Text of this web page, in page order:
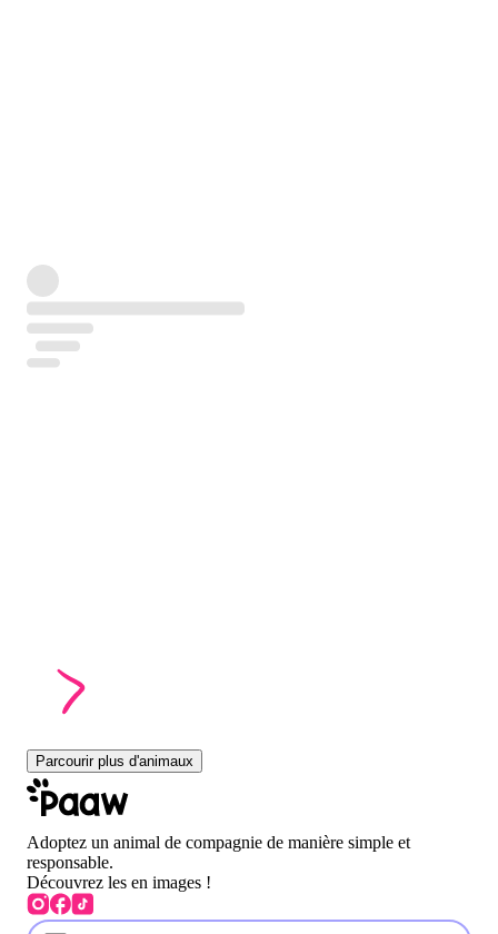
Parcourir plus d'animaux
Adoptez un animal de compagnie de manière simple et
responsable.
Découvrez les en images !